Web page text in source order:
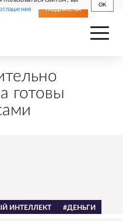
OK
ПОДПИСКА
готовы
ИНТЕЛЛЕКТ #ДЕНЬГИ